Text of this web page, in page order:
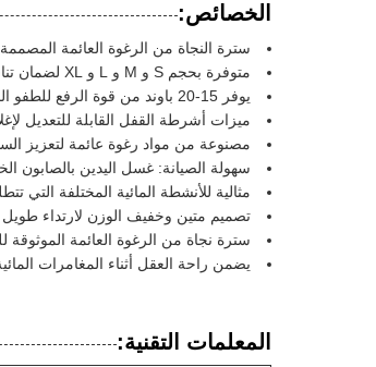
الخصائص:
سترة النجاة من الرغوة العائمة
متوفرة بحجم S و M و L و XL لضمان تناسب مريح
يوفر 15-20 باوند من قوة الرفع للطفو الموثوق به
ميزات أشرطة القفل القابلة للتعديل
مصنوعة من مواد رغوة عائمة لتعزيز
سهولة الصيانة: غسل اليدين بالصابون
مثالية للأنشطة المائية المختلفة التي
تصميم متين وخفيف الوزن لارتداء
سترة نجاة من الرغوة العائمة الموثوقة
يضمن راحة العقل أثناء المغامرات
المعلمات التقنية: